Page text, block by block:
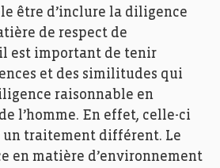
être d’inclure la diligence
de respect de
est important de tenir
et des similitudes qui
raisonnable en
l’homme. En effet, celle-ci
un traitement différent. Le
en matière d’environnement